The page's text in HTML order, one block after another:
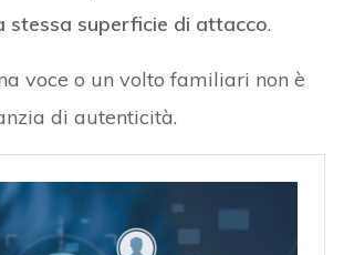
stessa superficie di attacco.
voce o un volto familiari non è
di autenticità.